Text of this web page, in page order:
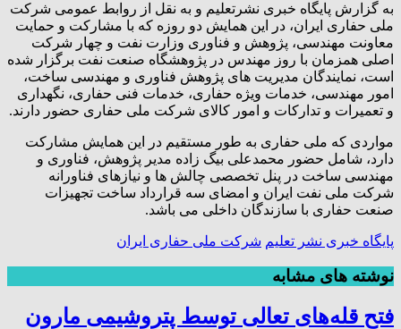
به گزارش پایگاه خبری نشرتعلیم و به نقل از روابط عمومی شرکت
ملی حفاری ایران، در این همایش دو روزه که با مشارکت و حمایت
معاونت مهندسی، پژوهش و فناوری وزارت نفت و چهار شرکت
اصلی همزمان با روز مهندس در پژوهشگاه صنعت نفت برگزار شده
است، نمایندگان مدیریت های پژوهش فناوری و مهندسی ساخت،
امور مهندسی، خدمات ویژه حفاری، خدمات فنی حفاری، نگهداری
و تعمیرات و تدارکات و امور کالای شرکت ملی حفاری حضور دارند.
مواردی که ملی حفاری به طور مستقیم در این همایش مشارکت
دارد، شامل حضور محمدعلی بیگ زاده مدیر پژوهش، فناوری و
مهندسی ساخت در پنل تخصصی چالش ها و نیازهای فناورانه
شرکت ملی نفت ایران و امضای سه قرارداد ساخت تجهیزات
صنعت حفاری با سازندگان داخلی می باشد.
پایگاه خبری نشر تعلیم شرکت ملی حفاری ایران
نوشته های مشابه
فتح‌ قله‌های تعالی توسط پتروشیمی مارون